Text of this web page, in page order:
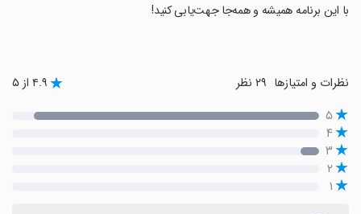
‏‏با این برنامه همیشه و همه‌جا جهت‌یابی کنید!
نظرات و امتیازها ۴.۹ از ۵
۵
۴
۳
۲
۱